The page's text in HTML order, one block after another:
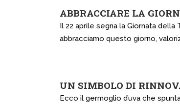
ABBRACCIARE LA
Il 22 aprile segna la Giornata
abbracciamo questo giorno,
UN SIMBOLO DI
Ecco il germoglio d’uva che